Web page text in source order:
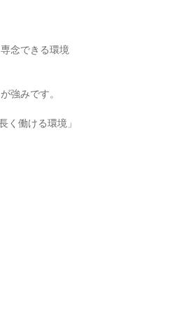
念できる環境
強みです。
く働ける環境」